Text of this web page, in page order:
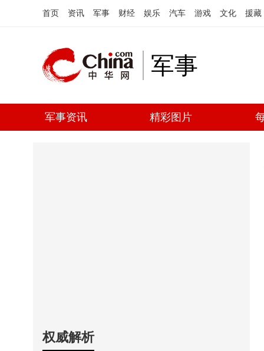
首页 资讯 军事 财经 娱乐 汽车 游戏 文化 援藏
军事
军事资讯 精彩图片
权威解析